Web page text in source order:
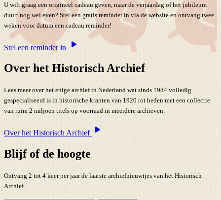
U wilt graag een origineel cadeau geven, maar de verjaardag of het jubileum
duurt nog wel even? Stel een gratis reminder in via de website en ontvang twee
weken voor datum een cadeau reminder!
Stel een reminder in
Over het Historisch Archief
Lees meer over het enige archief in Nederland wat sinds 1984 volledig
gespecialiseerd is in historische kranten van 1920 tot heden met een collectie
van ruim 2 miljoen titels op voorraad in meerdere archieven.
Over het Historisch Archief
Blijf of de hoogte
Ontvang 2 tot 4 keer per jaar de laatste archiefnieuwtjes van het Historisch
Archief.